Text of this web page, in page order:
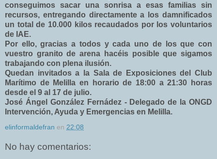
conseguimos sacar una sonrisa a esas familias sin
recursos, entregando directamente a los damnificados
un total de 10.000 kilos recaudados por los voluntarios
de IAE.
Por ello, gracias a todos y cada uno de los que con
vuestro granito de arena hacéis posible que sigamos
trabajando con plena ilusión.
Quedan invitados a la Sala de Exposiciones del Club
Marítimo de Melilla en horario de 18:00 a 21:30 horas
desde el 9 al 17 de julio.
José Ángel González Fernádez - Delegado de la ONGD
Intervención, Ayuda y Emergencias en Melilla.
elinformaldefran en 22:08
No hay comentarios: